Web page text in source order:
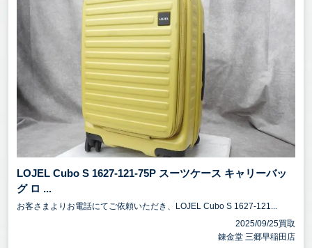
LOJEL Cubo S 1627-121-75P スーツケース キャリーバッ
グ ロ ...
お客さまよりお電話にてご依頼いただき、LOJEL Cubo S 1627-121...
2025/09/25買取
錬金堂 三郷早稲田店